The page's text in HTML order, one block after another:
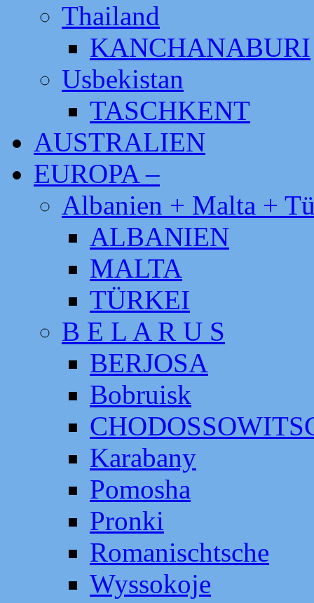
Thailand
KANCHANABURI
Usbekistan
TASCHKENT
AUSTRALIEN
EUROPA –
Albanien + Malta +
ALBANIEN
MALTA
TÜRKEI
B E L A R U S
BERJOSA
Bobruisk
Karabany
Pomosha
Pronki
Romanischtsche
Wyssokoje